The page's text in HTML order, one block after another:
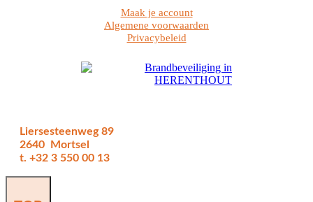
Maak je account
Algemene voorwaarden
Privacybeleid
Liersesteenweg 89
2640 Mortsel
t. +32 3 550 00 13